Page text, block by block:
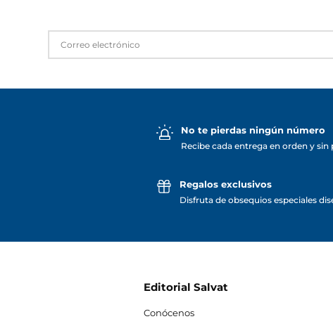
No te pierdas ningún número
Recibe cada entrega en orden y
Regalos exclusivos
Disfruta de obsequios especiales
Editorial Salvat
Conócenos